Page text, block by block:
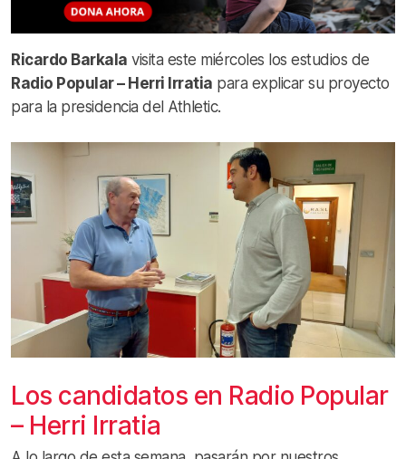
Ricardo Barkala visita este miércoles los estudios de
Radio Popular – Herri Irratia para explicar su proyecto
para la presidencia del Athletic.
Los candidatos en Radio Popular
– Herri Irratia